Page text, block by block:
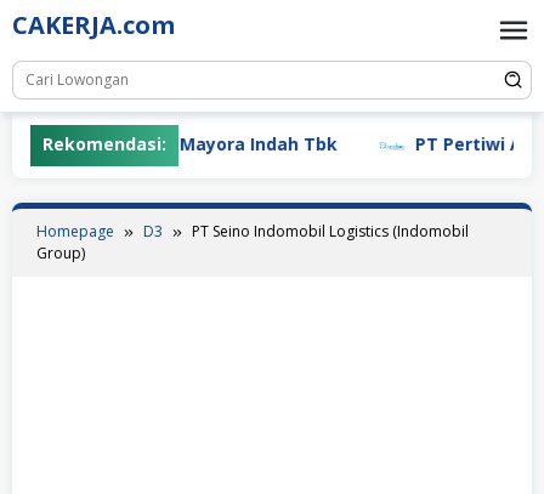
Skip
to
content
CAKERJA.com
Rekomendasi:PT Mayora Indah Tbk PT Pertiwi Agung
Homepage D3
PT Seino Indomobil Logistics (Indomobil
Group)